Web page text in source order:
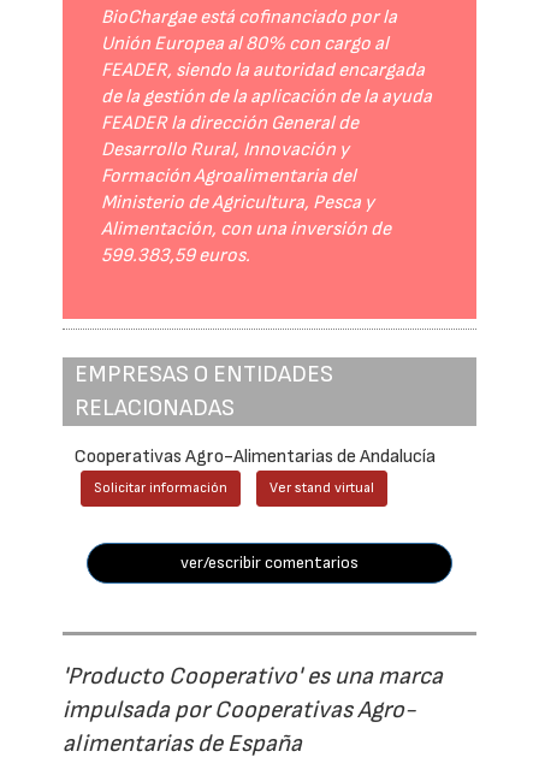
BioChargae está cofinanciado por la
Unión Europea al 80% con cargo al
FEADER, siendo la autoridad encargada
de la gestión de la aplicación de la ayuda
FEADER la dirección General de
Desarrollo Rural, Innovación y
Formación Agroalimentaria del
Ministerio de Agricultura, Pesca y
Alimentación, con una inversión de
599.383,59 euros.
EMPRESAS O ENTIDADES
RELACIONADAS
Cooperativas Agro-Alimentarias de Andalucía
Solicitar información Ver stand virtual
ver/escribir comentarios
'Producto Cooperativo' es una marca
impulsada por Cooperativas Agro-
alimentarias de España